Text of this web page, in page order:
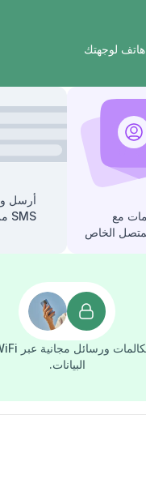
لوجهتك
مع
الخاص
أرسل
SMS من أي مكان.
البيانات.